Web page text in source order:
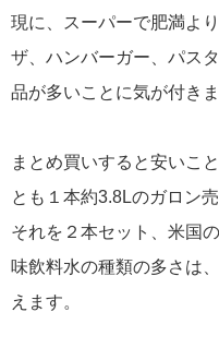
現に、スーパーで肥満よ
ザ、ハンバーガー、パス
品が多いことに気が付きま
まとめ買いすると安いこ
とも１本約3.8Lのガロン
それを２本セット、米国
味飲料水の種類の多さは
えます。